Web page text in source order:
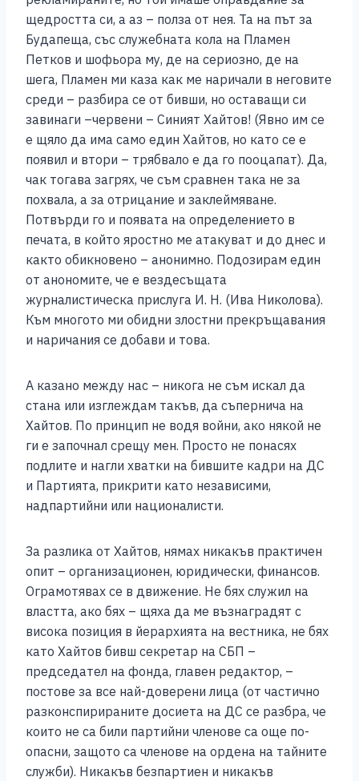
щедростта си, а аз – полза от нея. Та на път за
Будапеща, със служебната кола на Пламен
Петков и шофьора му, де на сериозно, де на
шега, Пламен ми каза как ме наричали в неговите
среди – разбира се от бивши, но оставащи си
завинаги –червени – Синият Хайтов! (Явно им се
е щяло да има само един Хайтов, но като се е
появил и втори – трябвало е да го пооцапат). Да,
чак тогава загрях, че съм сравнен така не за
похвала, а за отрицание и заклеймяване.
Потвърди го и появата на определението в
печата, в който яростно ме атакуват и до днес и
както обикновено – анонимно. Подозирам един
от анономите, че е вездесъщата
журналистическа прислуга И. Н. (Ива Николова).
Към многото ми обидни злостни прекръщавания
и наричания се добави и това.
А казано между нас – никога не съм искал да
стана или изглеждам такъв, да съпернича на
Хайтов. По принцип не водя войни, ако някой не
ги е започнал срещу мен. Просто не понасях
подлите и нагли хватки на бившите кадри на ДС
и Партията, прикрити като независими,
надпартийни или националисти.
За разлика от Хайтов, нямах никакъв практичен
опит – организационен, юридически, финансов.
Ограмотявах се в движение. Не бях служил на
властта, ако бях – щяха да ме възнаградят с
висока позиция в йерархията на вестника, не бях
като Хайтов бивш секретар на СБП –
председател на фонда, главен редактор, –
постове за все най-доверени лица (от частично
разконспирираните досиета на ДС се разбра, че
които не са били партийни членове са още по-
опасни, защото са членове на ордена на тайните
служби). Никакъв безпартиен и никакъв